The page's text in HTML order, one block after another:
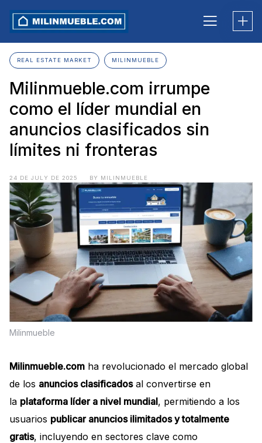
content
REAL ESTATE MARKET MILINMUEBLE
Milinmueble.com irrumpe
como el líder mundial en
anuncios clasificados sin
límites ni fronteras
24 DE JULY DE 2025 BY MILINMUEBLE
Milinmueble
Milinmueble.com ha revolucionado el mercado global
de los anuncios clasificadosal convertirse en
la plataforma líder a nivel mundial, permitiendo a los
usuarios publicar anuncios ilimitados y totalmente
gratis, incluyendo en sectores clave como